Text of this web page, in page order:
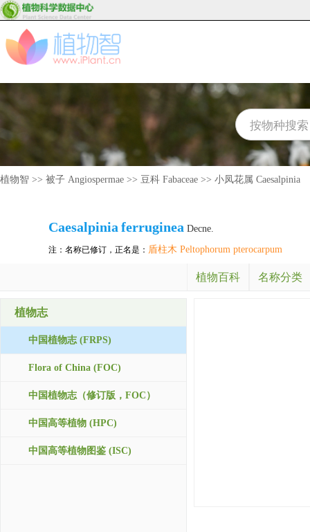
植物智 >> 被子 Angiospermae >> 豆科 Fabaceae >> 小凤花属 Caesalpinia
Caesalpinia ferruginea Decne.
注：名称已修订，正名是： 盾柱木 Peltophorum pterocarpum
植物百科 名称分类
植物志
中国植物志 (FRPS)
Flora of China (FOC)
中国植物志（修订版，FOC）
中国高等植物 (HPC)
中国高等植物图鉴 (ISC)